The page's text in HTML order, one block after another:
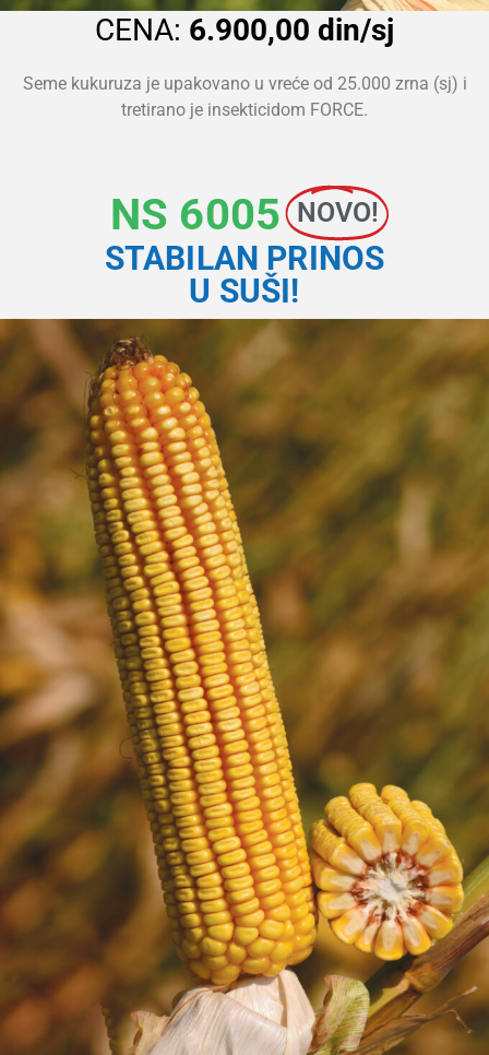
CENA: 6.900,00 din/sj
Seme kukuruza je upakovano u vreće od 25.000 zrna (sj) i
tretirano je insekticidom FORCE.
NS 6005 NOVO!
STABILAN PRINOS
U SUŠI!